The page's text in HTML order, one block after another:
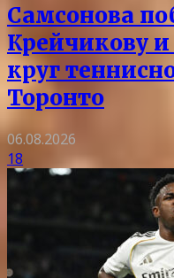
Самсонова
Крейчикову
круг
Торонто
06.08.2026
18